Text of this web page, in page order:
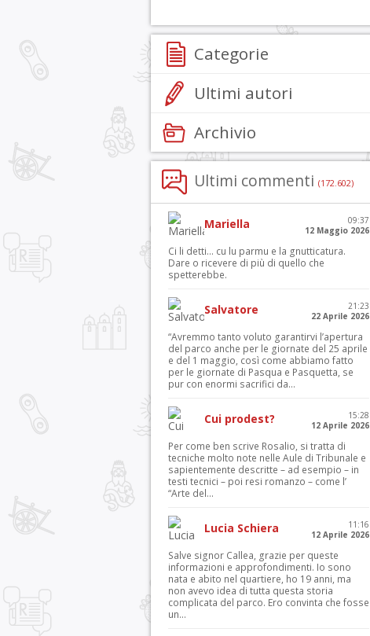
Categorie
Ultimi autori
Archivio
Ultimi commenti (172.602)
Mariella
09:37
12 Maggio 2026
Ci li detti… cu lu parmu e la gnutticatura.
Dare o ricevere di più di quello che
spetterebbe.
Salvatore
21:23
22 Aprile 2026
“Avremmo tanto voluto garantirvi l’apertura
del parco anche per le giornate del 25 aprile
e del 1 maggio, così come abbiamo fatto
per le giornate di Pasqua e Pasquetta, se
pur con enormi sacrifici da...
Cui prodest?
15:28
12 Aprile 2026
Per come ben scrive Rosalio, si tratta di
tecniche molto note nelle Aule di Tribunale e
sapientemente descritte – ad esempio – in
testi tecnici – poi resi romanzo – come l’
“Arte del...
Lucia Schiera
11:16
12 Aprile 2026
Salve signor Callea, grazie per queste
informazioni e approfondimenti. Io sono
nata e abito nel quartiere, ho 19 anni, ma
non avevo idea di tutta questa storia
complicata del parco. Ero convinta che fosse
un...